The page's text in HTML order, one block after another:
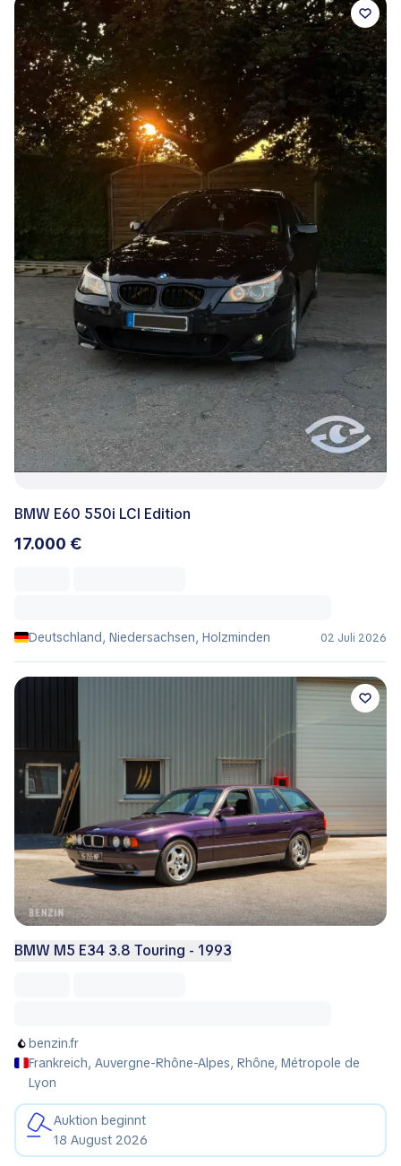
BMW E60 550i LCI Edition
17.000 €
Deutschland, Niedersachsen, Holzminden 02 Juli 2026
BMW M5 E34 3.8 Touring - 1993
benzin.fr
Frankreich, Auvergne-Rhône-Alpes, Rhône, Métropole de
Lyon
Auktion beginnt
18 August 2026